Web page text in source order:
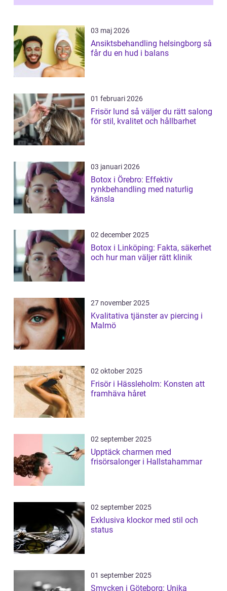
03 maj 2026
Ansiktsbehandling helsingborg så
får du en hud i balans
01 februari 2026
Frisör lund så väljer du rätt salong
för stil, kvalitet och hållbarhet
03 januari 2026
Botox i Örebro: Effektiv
rynkbehandling med naturlig
känsla
02 december 2025
Botox i Linköping: Fakta, säkerhet
och hur man väljer rätt klinik
27 november 2025
Kvalitativa tjänster av piercing i
Malmö
02 oktober 2025
Frisör i Hässleholm: Konsten att
framhäva håret
02 september 2025
Upptäck charmen med
frisörsalonger i Hallstahammar
02 september 2025
Exklusiva klockor med stil och
status
01 september 2025
Smycken i Göteborg: Unika